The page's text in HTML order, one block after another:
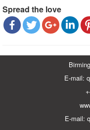
Spread the love
E-mail:
E-mail: